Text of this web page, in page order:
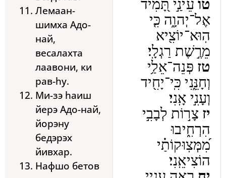
Лемаан-
шимха Адо-
най,
весалахта
лаавони, ки
рав-hу.
Ми-зэ hаиш
йерэ Адо-най,
йорэну
бедэрэх
йивхар.
Нафшо бетов
טו עֵינַ֣י תָּ֭מִיד
אֶל־יְהוָ֑ה כִּ֤י
הֽוּא־יוֹצִ֖יא
מֵרֶ֣שֶׁת רַגְלָֽי׃
טז פְּנֵה־אֵלַ֥י
וְחָנֵּ֑נִי כִּֽי־יָחִ֖יד
וְעָנִ֣י אָֽנִי׃
יז צָר֣וֹת לְבָבִ֣י
הִרְחִ֑יבוּ
מִ֝מְּצֽוּקוֹתַ֗י
הוֹצִיאֵֽנִי׃